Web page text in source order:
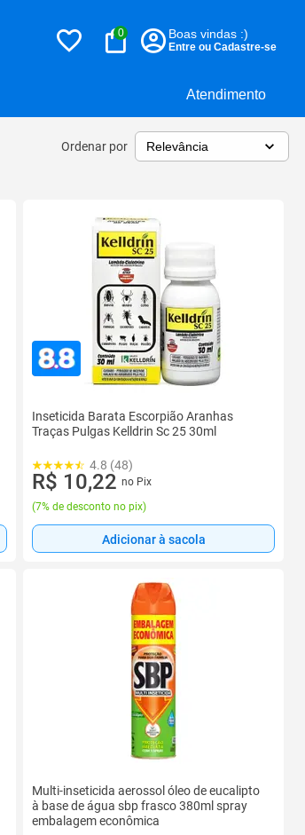
Atendimento
0 Boas vindas :)
Entre ou Cadastre-se
Ordenar por
Inseticida Barata Escorpião Aranhas
Traças Pulgas Kelldrin Sc 25 30ml
4.8 (48)
R$ 10,22 no Pix
(7% de desconto no pix)
Adicionar à sacola
Multi-inseticida aerossol óleo de eucalipto
à base de água sbp frasco 380ml spray
embalagem econômica